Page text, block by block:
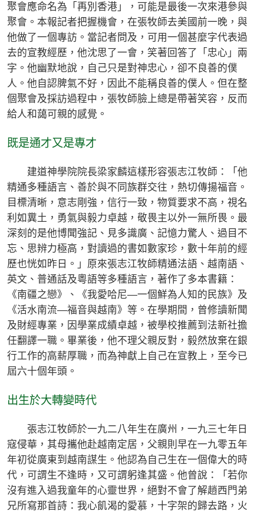
聚會應命名為「再別香港」，可能是最後一次來港參與
聚會。本報記者把握機會，在張牧師去美國前一晚，與
他做了一個專訪。當記者問及，可用一個甚麼字代表過
去的宣教經歷，他沈思了一會，笑著回答了「忠心」兩
字。他幽默地說，自己只是對神忠心，卻不良善的僕
人。他自認脾氣不好，因此不能稱良善的僕人。但在整
個聚會及採訪過程中，張牧師臉上總是帶著笑容，反而
給人和藹可親的感覺。
既是通才又是專才
建道神學院院長梁家麟這樣形容張志江牧師：「他
精通多種語言、善於與不同族群交往，熱切傳揚福音。
目標清晰，意志剛強，信行一致，物質要求不高，視名
利如糞土，勇氣與毅力卓越，敬畏主以外一無所畏。最
深刻的是他博聞強記、見多識廣、記憶力驚人、過目不
忘、思辨力極高，對讀過的書如數家珍，數十年前的經
歷也恍如昨日。」原來張志江牧師精通法語、越南語、
英文、普通話及粵語等多種語言，著作了多本書籍：
《南疆之戀》、《我愛哈尼—一個鮮為人知的民族》及
《活水南流—福音與越南》等。在學期間，曾修讀新聞
及財經專業，因學業成績卓越，被學校推薦到法新社擔
任翻譯一職。畢業後，他不理父親反對，毅然放棄在銀
行工作的高薪厚職，而為神獻上自己在宣教上，至今已
屆六十個年頭。
出生於大轉變時代
張志江牧師於一九二八年生在廣州，一九三七年日
寇侵華，其母攜他赴越南定居，父親則早在一九零五年
年初從廣東到越南謀生。他認為自己生在一個偉大的時
代，可謂生不逢時，又可謂躬逢其盛。他曾說：「若你
沒有進入過我童年的心靈世界，絕對不會了解趙西門弟
兄所寫那首詩：我心飢渴的愛慕，十字架的歸去路，火